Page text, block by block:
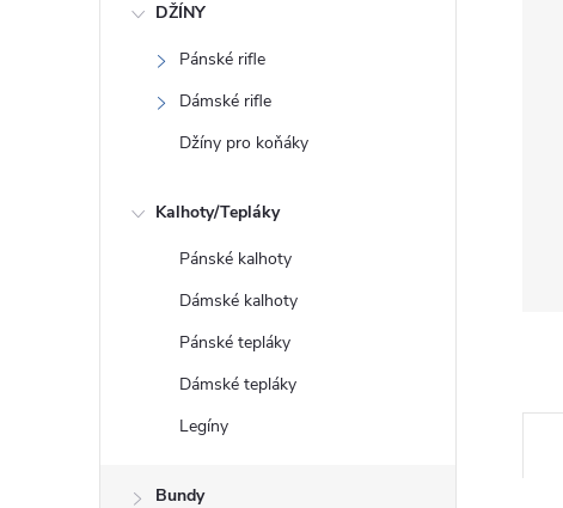
DŽÍNY
Pánské rifle
Dámské rifle
Džíny pro koňáky
Kalhoty/Tepláky
Pánské kalhoty
Dámské kalhoty
Pánské tepláky
Dámské tepláky
Legíny
Bundy